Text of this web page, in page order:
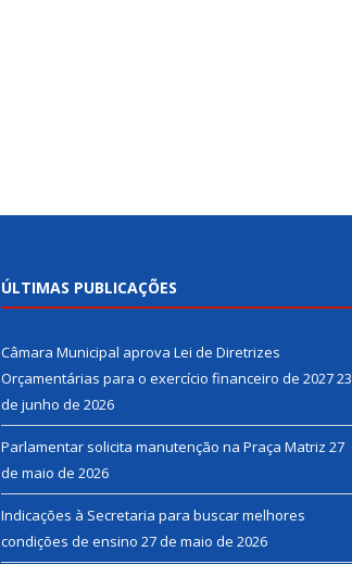
ÚLTIMAS PUBLICAÇÕES
Câmara Municipal aprova Lei de Diretrizes
Orçamentárias para o exercício financeiro de 202723
de junho de 2026
Parlamentar solicita manutenção na Praça Matriz 27
de maio de 2026
Indicações à Secretaria para buscar melhores
condições de ensino 27 de maio de 2026